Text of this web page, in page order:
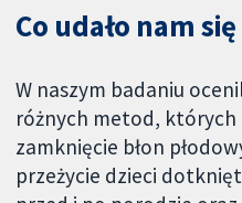
Co udało nam
W naszym badaniu
różnych metod, których
zamknięcie błon
przeżycie dzieci